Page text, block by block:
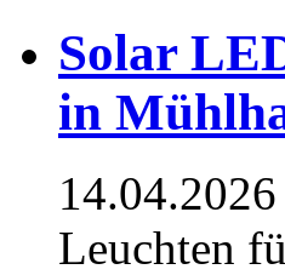
⁥Solar
in
14.04.2026
Leuchten